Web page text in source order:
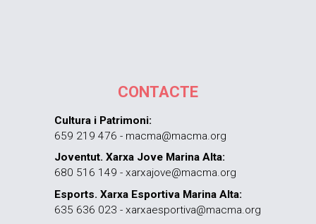
CONTACTE
Cultura i Patrimoni:
659 219 476 - macma@macma.org
Joventut. Xarxa Jove Marina Alta:
680 516 149 - xarxajove@macma.org
Esports. Xarxa Esportiva Marina Alta:
635 636 023 - xarxaesportiva@macma.org